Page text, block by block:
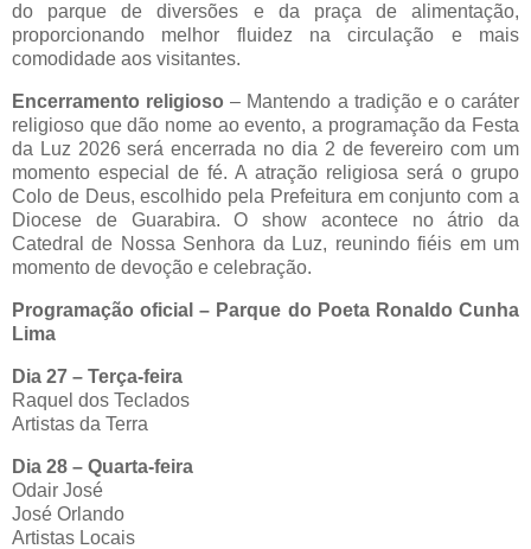
do parque de diversões e da praça de alimentação,
proporcionando melhor fluidez na circulação e mais
comodidade aos visitantes.
Encerramento religioso – Mantendo a tradição e o caráter
religioso que dão nome ao evento, a programação da Festa
da Luz 2026 será encerrada no dia 2 de fevereiro com um
momento especial de fé. A atração religiosa será o grupo
Colo de Deus, escolhido pela Prefeitura em conjunto com a
Diocese de Guarabira. O show acontece no átrio da
Catedral de Nossa Senhora da Luz, reunindo fiéis em um
momento de devoção e celebração.
Programação oficial – Parque do Poeta Ronaldo Cunha
Lima
Dia 27 – Terça-feira
Raquel dos Teclados
Artistas da Terra
Dia 28 – Quarta-feira
Odair José
José Orlando
Artistas Locais